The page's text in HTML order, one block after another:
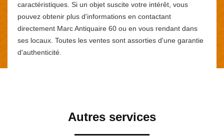
caractéristiques. Si un objet suscite votre intérêt, vous
pouvez obtenir plus d'informations en contactant
directement Marc Antiquaire 60 ou en vous rendant dans
ses locaux. Toutes les ventes sont assorties d'une garantie
d'authenticité.
Autres services